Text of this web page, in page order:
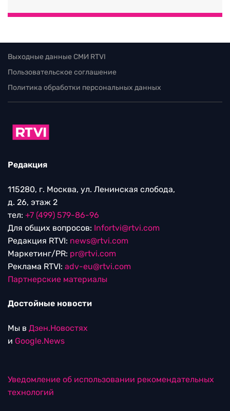
Выходные данные СМИ RTVI
Пользовательское соглашение
Политика обработки персональных данных
Редакция
115280, г. Москва, ул. Ленинская слобода,
д. 26, этаж 2
тел: +7 (499) 579-86-96
Для общих вопросов: Infortvi@rtvi.com
Редакция RTVI: news@rtvi.com
Маркетинг/PR: pr@rtvi.com
Реклама RTVI: adv-eu@rtvi.com
Партнерские материалы
Достойные новости
Мы в Дзен.Новостях
и Google.News
Уведомление об использовании рекомендательных
технологий